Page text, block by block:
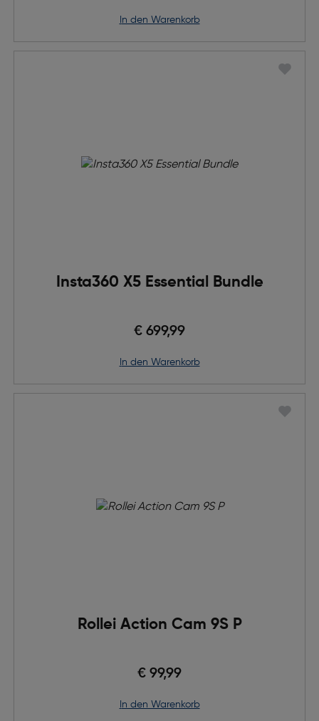
in den Warenkorb
Insta360 X5 Essential Bundle
€ 699,99
in den Warenkorb
Rollei Action Cam 9S P
€ 99,99
in den Warenkorb